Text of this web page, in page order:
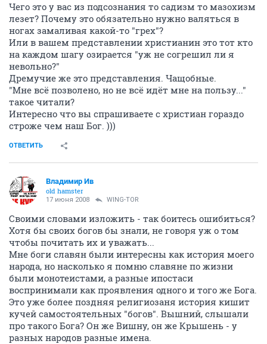
Чего это у вас из подсознания то садизм то мазохизм
лезет? Почему это обязательно нужно валяться в
ногах замаливая какой-то "грех"?
Или в вашем представлении христианин это тот кто
на каждом шагу озирается "уж не согрешил ли я
невольно?"
Дремучие же это представления. Чащобные.
"Мне всё позволено, но не всё идёт мне на пользу..."
такое читали?
Интересно что вы спрашиваете с христиан гораздо
строже чем наш Бог. )))
ОТВЕТИТЬ
Владимир Ив
old hamster
17 июня 2008 WING-TOR
Своими словами изложить - так боитесь ошибиться?
Хотя бы своих богов бы знали, не говоря уж о том
чтобы почитать их и уважать...
Мне боги славян были интересны как история моего
народа, но насколько я помню славяне по жизни
были монотеистами, а разные ипостаси
воспринимали как проявления одного и того же Бога.
Это уже более поздняя религиозаня история кишит
кучей самостоятельных "богов". Вышний, слышали
про такого Бога? Он же Вишну, он же Крышень - у
разных народов разные имена.